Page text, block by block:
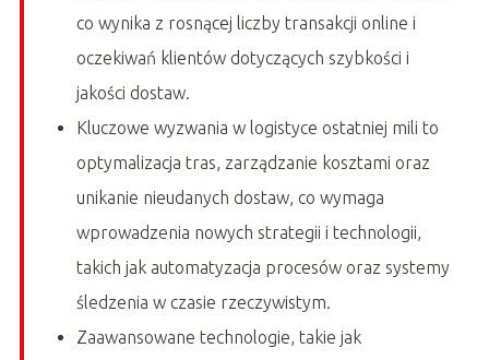
co wynika z rosnącej liczby transakcji online i
oczekiwań klientów dotyczących szybkości i
jakości dostaw.
Kluczowe wyzwania w logistyce ostatniej mili to
optymalizacja tras, zarządzanie kosztami oraz
unikanie nieudanych dostaw, co wymaga
wprowadzenia nowych strategii i technologii,
takich jak automatyzacja procesów oraz systemy
śledzenia w czasie rzeczywistym.
Zaawansowane technologie, takie jak